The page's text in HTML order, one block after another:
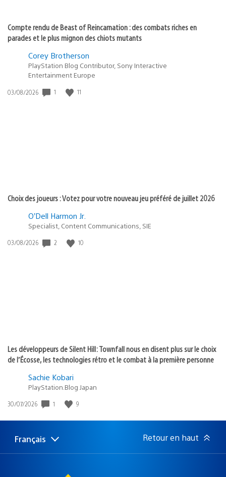
Compte rendu de Beast of Reincarnation : des combats riches en
parades et le plus mignon des chiots mutants
Corey Brotherson
PlayStation Blog Contributor, Sony Interactive
Entertainment Europe
Date
03/08/2026 1 11
Choix des joueurs : Votez pour votre nouveau jeu préféré de juillet 2026
O’Dell Harmon Jr.
Specialist, Content Communications, SIE
Date
03/08/2026 2 10
Les développeurs de Silent Hill: Townfall nous en disent plus sur le choix
de l’Écosse, les technologies rétro et le combat à la première personne
Sachie Kobari
PlayStation.Blog Japan
Date
publication
30/07/2026 1 9
Choisir
une
Région
actuelle
Français Retour en haut